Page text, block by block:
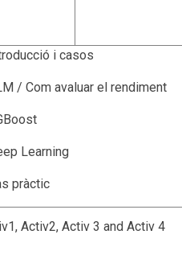
i casos
/ Com avaluar el rendiment
Learning
pràctic
Activ2, Activ 3 and Activ 4